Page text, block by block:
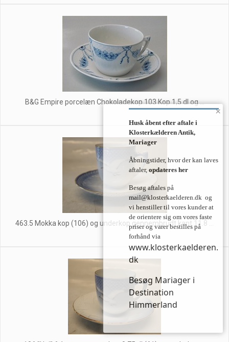
B&G Empire porcelæn Chokoladekop 103 Kop 1,5 dl og ...
463.5 Mokka kop (106) og underkop gennembrudt kant 11.8 ...
×
Husk åbent efter aftale i
Klosterkælderen Antik,
Mariager
Åbningstider, hvor der kan laves
aftaler, opdateres her
Besøg aftales på
mail@klosterkaelderen.dk og
vi henstiller til vores kunder at
de orientere sig om vores faste
priser og varer bestilles på
forhånd via
www.klosterkaelderen.
dk
Besøg Mariager i
Destination
Himmerland